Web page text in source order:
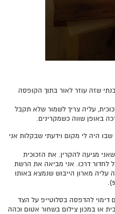
שזה עוזר לאור בתוך הקופסה
עליה צריך לשמור שלא תקבל
באופן שווה כשמקרינים.
היה לי מקום וידעתי שבקלות אני
10 דק' לפני שאני מגיעה להקרין. את הזכוכית
לחדור דרכו. אני מביאה את הרשת
מארון הייבוש שנמצא באותו
להדפסה בסלוטייפ על הצד
או במכון צילום בשחור אטום וכהה